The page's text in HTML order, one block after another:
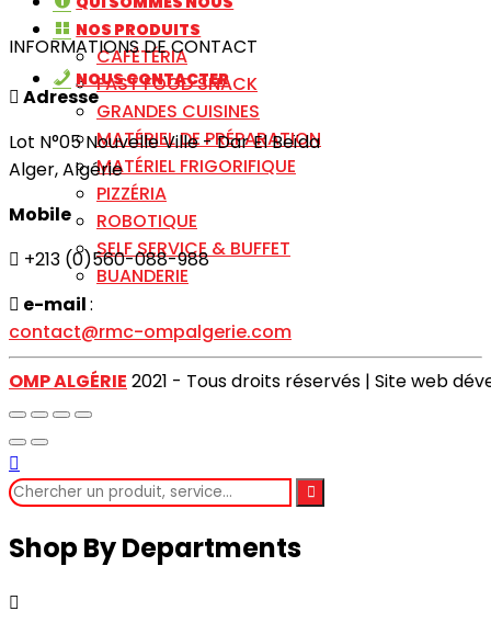
NOS PRODUITS
CAFÉTÉRIA
FAST FOOD SNACK
GRANDES CUISINES
MATÉRIEL DE PRÉPARATION
MATÉRIEL FRIGORIFIQUE
PIZZÉRIA
ROBOTIQUE
SELF SERVICE & BUFFET
BUANDERIE
NOUS CONTACTER
INFORMATIONS DE CONTACT
Adresse
Lot N°05 Nouvelle Ville - Dar El Beïda
Alger, Algérie
Mobile
+213 (0)560-088-988
e-mail:
contact@rmc-ompalgerie.com
OMP ALGÉRIE 2021 - Tous droits réservés | Site web
Shop By Departments